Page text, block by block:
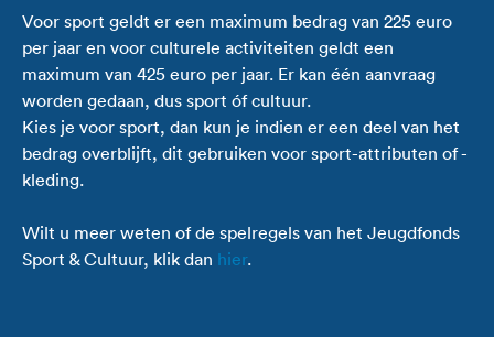
Voor sport geldt er een maximum bedrag van 225 euro
per jaar en voor culturele activiteiten geldt een
maximum van 425 euro per jaar. Er kan één aanvraag
worden gedaan, dus sport óf cultuur.
Kies je voor sport, dan kun je indien er een deel van het
bedrag overblijft, dit gebruiken voor sport-attributen of -
kleding.
Wilt u meer weten of de spelregels van het Jeugdfonds
Sport & Cultuur, klik dan hier.